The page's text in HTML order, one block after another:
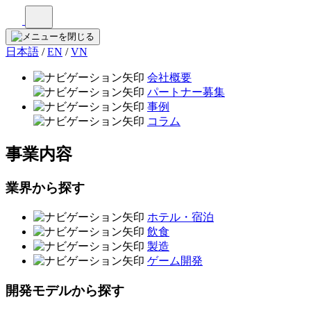
日本語 / EN / VN
会社概要
パートナー募集
事例
コラム
事業内容
業界から探す
ホテル・宿泊
飲食
製造
ゲーム開発
開発モデルから探す